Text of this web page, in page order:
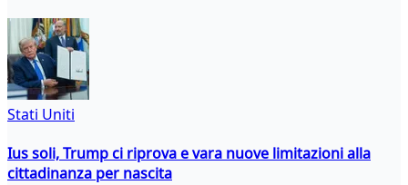
Stati Uniti
Ius soli, Trump ci riprova e vara nuove limitazioni alla
cittadinanza per nascita